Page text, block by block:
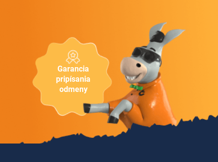
Garancia
pripísania
odmeny